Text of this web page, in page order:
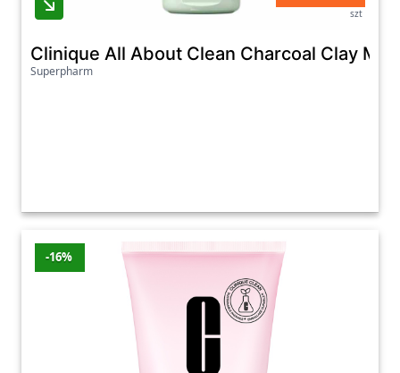
szt
Clinique All About Clean Charcoal Clay
Superpharm
-16%